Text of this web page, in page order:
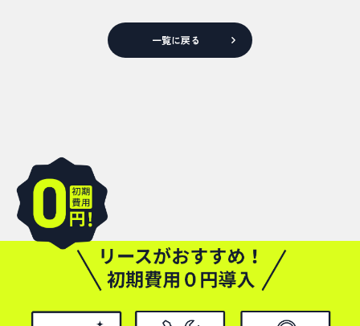
一覧に戻る